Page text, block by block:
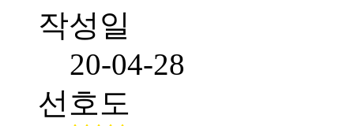
작성일
20-04-28
선호도